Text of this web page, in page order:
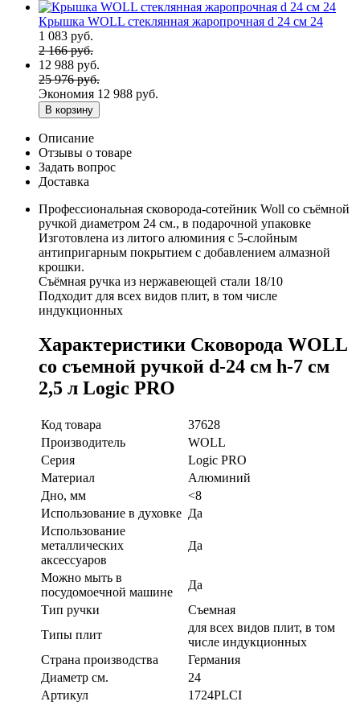
Крышка WOLL стеклянная жаропрочная d 24 см 24
1 083 руб.
2 166 руб.
12 988 руб.
25 976 руб.
Экономия 12 988 руб.
В корзину
Описание
Отзывы о товаре
Задать вопрос
Доставка
Профессиональная сковорода-сотейник Woll со съёмной
ручкой диаметром 24 см., в подарочной упаковке
Изготовлена из литого алюминия с 5-слойным
антипригарным покрытием с добавлением алмазной
крошки.
Съёмная ручка из нержавеющей стали 18/10
Подходит для всех видов плит, в том числе
индукционных
Характеристики Сковорода WOLL
со съемной ручкой d-24 см h-7 см
2,5 л Logic PRO
Код товара
37628
Производитель
WOLL
Серия
Logic PRO
Материал
Алюминий
Дно, мм
<8
Использование в духовке Да
Использование
металлических
аксессуаров
Да
Можно мыть в
посудомоечной машине
Да
Тип ручки
Съемная
Типы плит
для всех видов плит, в том
числе индукционных
Страна производства
Германия
Диаметр см.
24
Артикул
1724PLCI